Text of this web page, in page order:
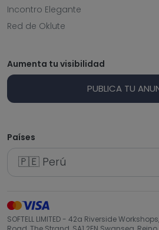
Incontro Elegante
Red de Oklute
Aumenta tu visibilidad
PUBLICA TU
Países
SOFTELL LIMITED - 42a Riverside